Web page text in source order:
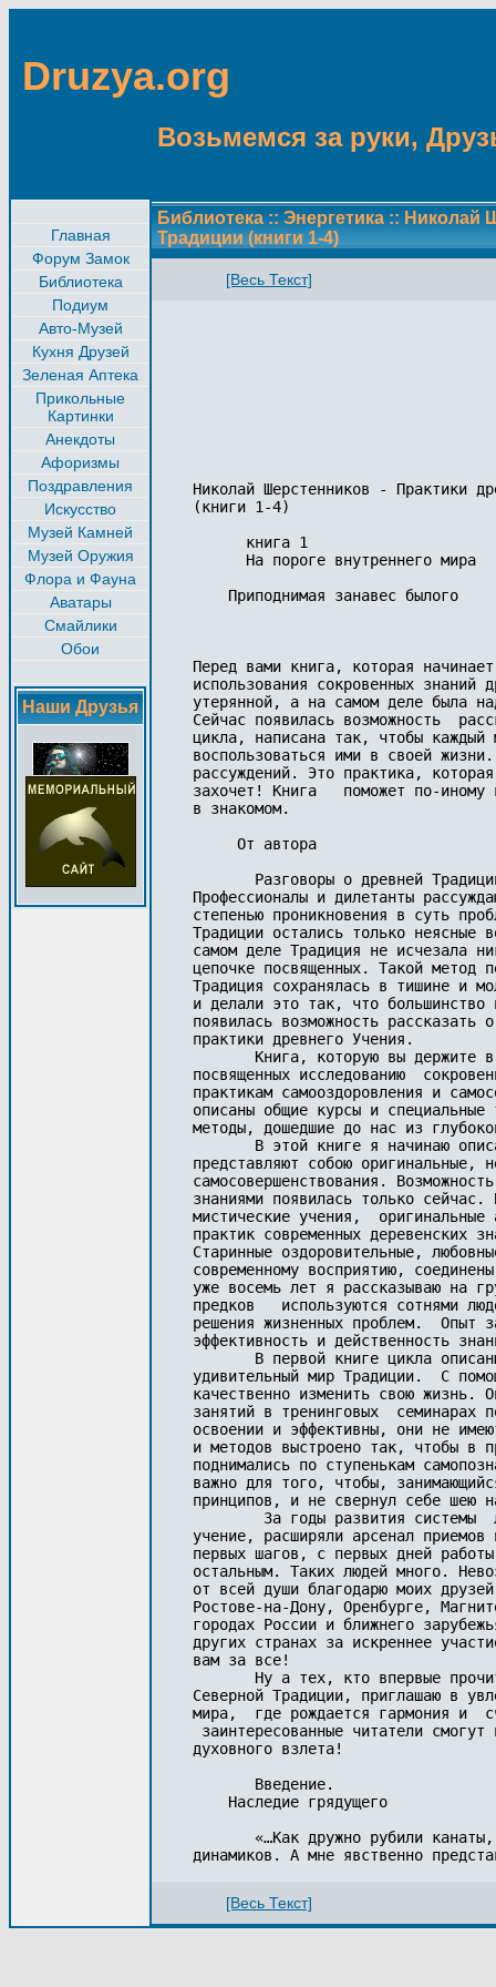
Druzya.org
Возьмемся за руки,
Главная
Форум Замок
Библиотека
Подиум
Авто-Музей
Кухня Друзей
Зеленая Аптека
Прикольные
Картинки
Анекдоты
Афоризмы
Поздравления
Искусство
Музей Камней
Музей Оружия
Флора и Фауна
Аватары
Смайлики
Обои
Наши Друзья
Библиотека :: Энергетика :: Николай
Традиции (книги 1-4)
[Весь Текст]
Николай Шерстенников - Практики
(книги 1-4)
      книга 1
      На пороге внутреннего мира
    Приподнимая занавес былого
Перед вами книга, которая
использования сокровенных
утерянной, а на самом деле была
Сейчас появилась возможность
цикла, написана так, чтобы
воспользоваться ими в своей
рассуждений. Это практика,
захочет! Книга   поможет по-иному
в знакомом.
     От автора
Разговоры о древней
Профессионалы и дилетанты
степенью проникновения в суть
Традиции остались только
самом деле Традиция не исчезала
цепочке посвященных. Такой метод
Традиция сохранялась в тишине и
и делали это так, что
появилась возможность
практики древнего Учения.
Книга, которую вы держите
посвященных исследованию
практикам самооздоровления и
описаны общие курсы и
методы, дошедшие до нас из
В этой книге я начинаю
представляют собою оригинальные,
самосовершенствования.
знаниями появилась только
мистические учения,
практик современных деревенских
Старинные оздоровительные,
современному восприятию,
уже восемь лет я рассказываю на
предков   используются сотнями
решения жизненных проблем.  Опыт
эффективность и действенность
В первой книге цикла
удивительный мир Традиции.  С
качественно изменить свою жизнь.
занятий в тренинговых  семинарах
освоении и эффективны, они не
и методов выстроено так, чтобы в
поднимались по ступенькам
важно для того, чтобы,
принципов, и не свернул себе шею
За годы развития
учение, расширяли арсенал
первых шагов, с первых дней
остальным. Таких людей много.
от всей души благодарю моих
Ростове-на-Дону, Оренбурге,
городах России и ближнего
других странах за искреннее
вам за все!
Ну а тех, кто впервые
Северной Традиции, приглашаю в
мира,  где рождается гармония и
заинтересованные читатели
духовного взлета!
       Введение.
    Наследие грядущего
«…Как дружно рубили
[Весь Текст]